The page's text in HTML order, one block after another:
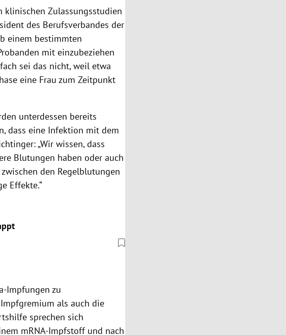
klinischen Zulassungsstudien
des Berufsverbandes der
einem bestimmten
mit einzubeziehen
sei das nicht, weil etwa
eine Frau zum Zeitpunkt
unterdessen bereits
dass eine Infektion mit dem
„Wir wissen, dass
Blutungen haben oder auch
den Regelblutungen
Effekte.“
Impfungen zu
als auch die
sprechen sich
mRNA-Impfstoff und nach